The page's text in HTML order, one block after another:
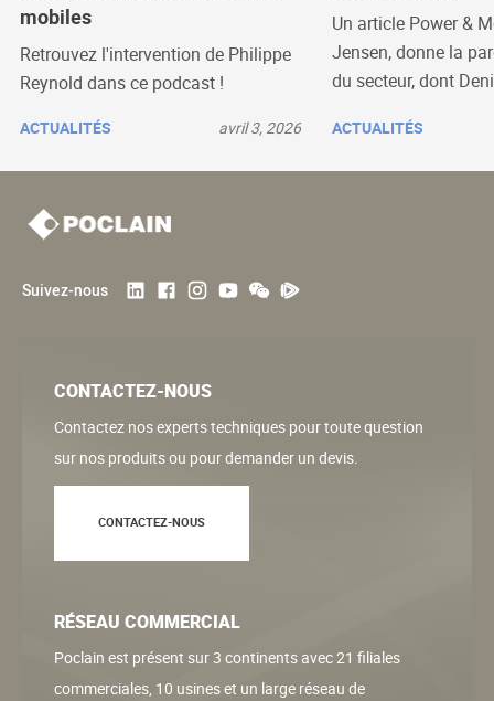
mobiles
Retrouvez l'intervention de Philippe
Reynold dans ce podcast !
ACTUALITÉS avril 3, 2026
Un article Power &
Jensen, donne la
du secteur, dont
ACTUALITÉS
Suivez-nous
CONTACTEZ-NOUS
Contactez nos experts techniques pour toute question
sur nos produits ou pour demander un devis.
CONTACTEZ-NOUS
RÉSEAU COMMERCIAL
Poclain est présent sur 3 continents avec 21 filiales
commerciales, 10 usines et un large réseau de